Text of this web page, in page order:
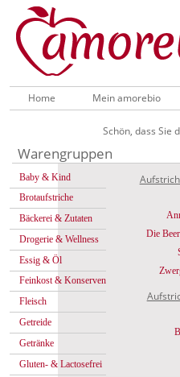
Home Mein amorebio
Schön, dass Sie
Warengruppen
Baby & Kind
Brotaufstriche
Bäckerei & Zutaten
Drogerie & Wellness
Essig & Öl
Feinkost & Konserven
Fleisch
Getreide
Getränke
Gluten- & Lactosefrei
Die